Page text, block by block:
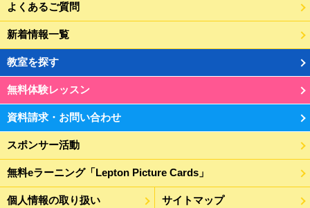
よくあるご質問
新着情報一覧
教室を探す
無料体験レッスン
資料請求・お問い合わせ
スポンサー活動
無料eラーニング「Lepton Picture Cards」
個人情報の取り扱い サイトマップ